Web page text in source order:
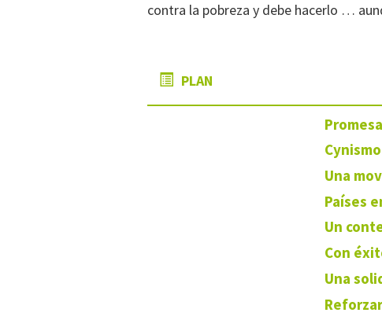
contra la pobreza y debe hacerlo …
PLAN
Una
Países
Un
Con
Una